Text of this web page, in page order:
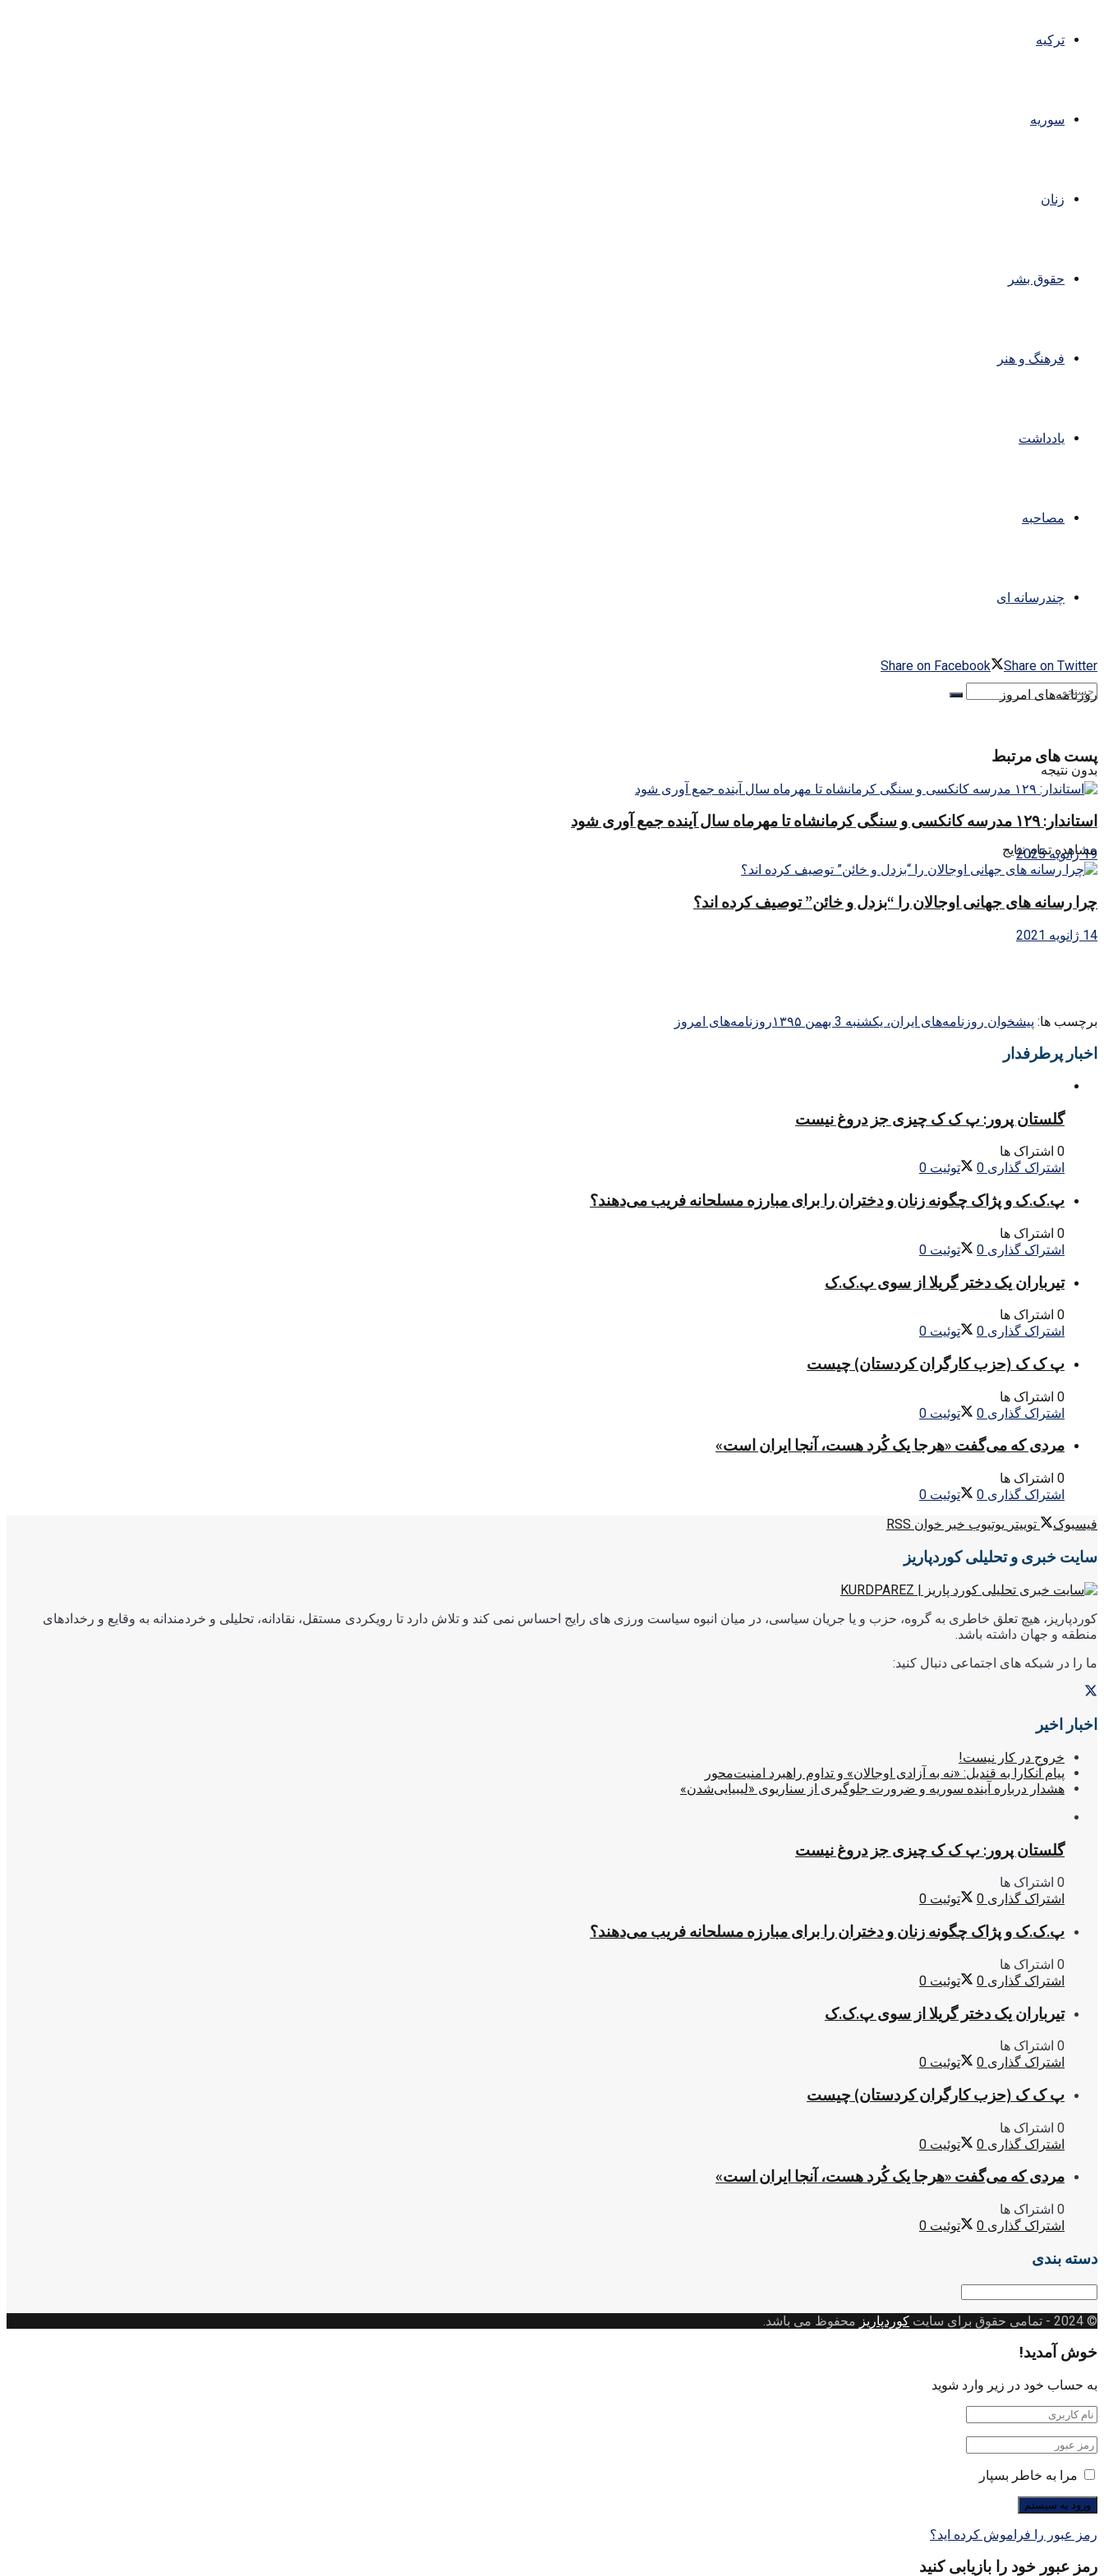
ترکیه
سوریه
زنان
حقوق بشر
فرهنگ و هنر
یادداشت
مصاحبه
چندرسانه ای
بدون نتیجه
مشاهده تمام نتایج
Share on Facebook
Share on Twitter
روزنامه‌های امروز
پست های مرتبط
استاندار: ۱۲۹ مدرسه کانکسی و سنگی کرمانشاه تا مهرماه سال آینده جمع آوری شود
19 ژانویه 2025
چرا رسانه های جهانی اوجالان را “بزدل و خائن” توصیف کرده اند؟
14 ژانویه 2021
برچسب ها: پیشخوان روزنامه‌های ایران، یکشنبه 3 بهمن ۱۳۹۵ روزنامه‌های امروز
اخبار پرطرفدار
گلستان پرور: پ ک ک چیزی جز دروغ نیست
0 اشتراک ها
اشتراک گذاری 0 توئیت 0
پ.ک.ک و پژاک چگونه زنان و دختران را برای مبارزه مسلحانه فریب می‌دهند؟
0 اشتراک ها
اشتراک گذاری 0 توئیت 0
تیرباران یک دختر گریلا از سوی پ.ک.ک
0 اشتراک ها
اشتراک گذاری 0 توئیت 0
پ ک ک (حزب کارگران کردستان) چیست
0 اشتراک ها
اشتراک گذاری 0 توئیت 0
مردی که می‌گفت «هرجا یک کُرد هست، آنجا ایران است»
0 اشتراک ها
اشتراک گذاری 0 توئیت 0
فیسبوک
توییتر یوتیوب خبر خوان RSS
سایت خبری و تحلیلی کوردپاریز
کوردپاریز، هیچ تعلق خاطری به گروه، حزب و یا جریان سیاسی، در میان انبوه سیاست ورزی های رایج احساس نمی کند و تلاش دارد تا رویکردی مستقل، نقادانه، تحلیلی و خردمندانه به وقایع و رخدادهای
منطقه و جهان داشته باشد.
ما را در شبکه های اجتماعی دنبال کنید:
اخبار اخیر
خروج در کار نیست!
پیام آنکارا به قندیل: «نه به آزادی اوجالان» و تداوم راهبرد امنیت‌محور
هشدار درباره آینده سوریه و ضرورت جلوگیری از سناریوی «لیبیایی‌شدن»
گلستان پرور: پ ک ک چیزی جز دروغ نیست
0 اشتراک ها
اشتراک گذاری 0 توئیت 0
پ.ک.ک و پژاک چگونه زنان و دختران را برای مبارزه مسلحانه فریب می‌دهند؟
0 اشتراک ها
اشتراک گذاری 0 توئیت 0
تیرباران یک دختر گریلا از سوی پ.ک.ک
0 اشتراک ها
اشتراک گذاری 0 توئیت 0
پ ک ک (حزب کارگران کردستان) چیست
0 اشتراک ها
اشتراک گذاری 0 توئیت 0
مردی که می‌گفت «هرجا یک کُرد هست، آنجا ایران است»
0 اشتراک ها
اشتراک گذاری 0 توئیت 0
دسته بندی
دسته
© 2024
- تمامی حقوق برای سایت کوردپاریز محفوظ می باشد.
خوش آمدید!
به حساب خود در زیر وارد شوید
مرا به خاطر بسپار
رمز عبور را فراموش کرده اید؟
رمز عبور خود را بازیابی کنید